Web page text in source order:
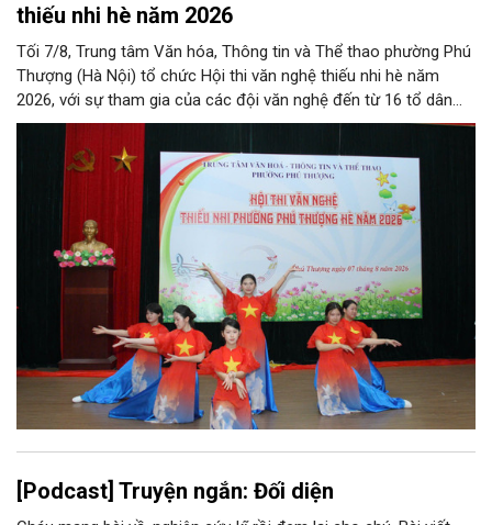
thiếu nhi hè năm 2026
Tối 7/8, Trung tâm Văn hóa, Thông tin và Thể thao phường Phú
Thượng (Hà Nội) tổ chức Hội thi văn nghệ thiếu nhi hè năm
2026, với sự tham gia của các đội văn nghệ đến từ 16 tổ dân
phố trên địa bàn.
[Podcast] Truyện ngắn: Đối diện